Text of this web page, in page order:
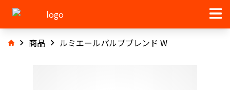
商品 ルミエールパルプブレンド W